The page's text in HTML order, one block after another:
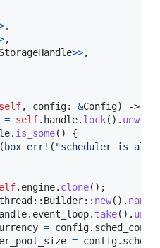
,
,
StorageHandle>>,
self, config: &Config) ->
= self. handle. lock( ) . unwrap
. is_some( )
{
( box_err! ( "scheduler is
. engine. clone( ) ;
:: Builder:: new( ) . name
. event_loop. take( ) .
= config.
= config.